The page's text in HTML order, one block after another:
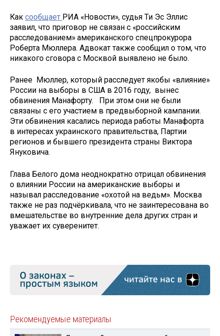
Как сообщает РИА «Новости», судья Ти Эс Эллис
заявил, что приговор не связан с «российским
расследованием» американского спецпрокурора
Роберта Мюллера. Адвокат также сообщил о том, что
никакого сговора с Москвой выявлено не было.
Ранее Мюллер, который расследует якобы «влияние»
России на выборы в США в 2016 году, вынес
обвинения Манафорту. При этом они не были
связаны с его участием в предвыборной кампании.
Эти обвинения касались периода работы Манафорта
в интересах украинского правительства, Партии
регионов и бывшего президента страны Виктора
Януковича.
Глава Белого дома неоднократно отрицал обвинения
о влиянии России на американские выборы и
называл расследование «охотой на ведьм». Москва
также не раз подчёркивала, что не заинтересована во
вмешательстве во внутренние дела других стран и
уважает их суверенитет.
Рекомендуемые материалы